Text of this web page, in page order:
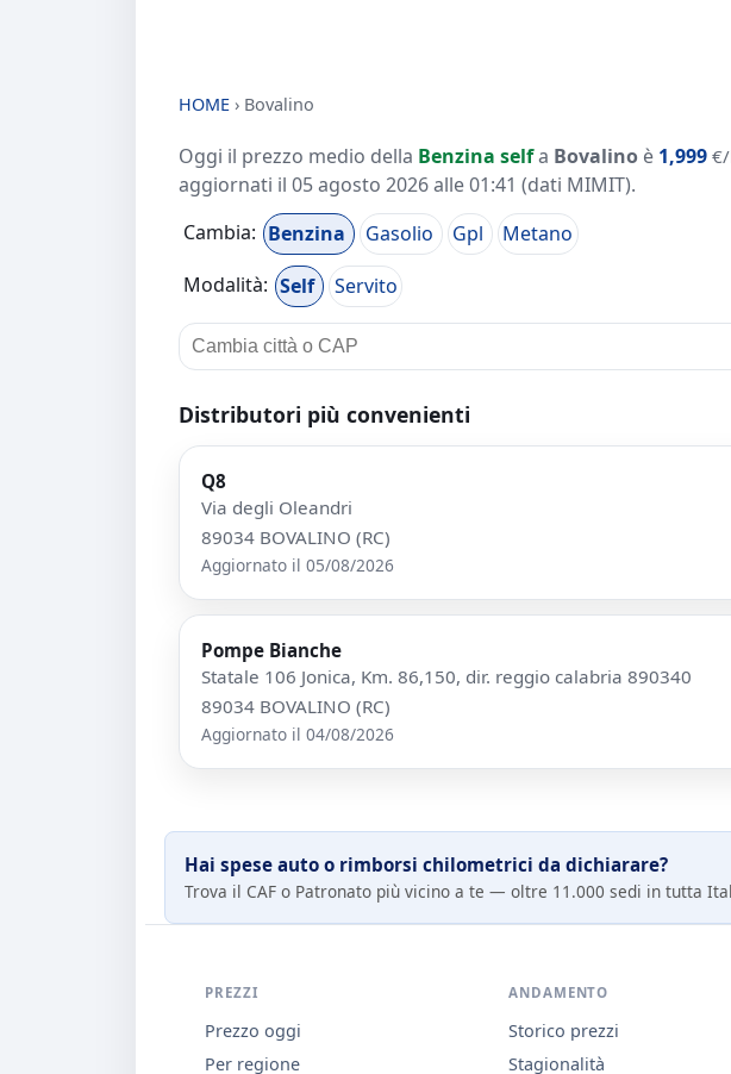
HOME › Bovalino
Oggi il prezzo medio della Benzina selfa Bovalino è 1,999
aggiornati il 05 agosto 2026 alle 01:41 (dati MIMIT).
Cambia: Benzina Gasolio Gpl
Metano
Modalità: Self Servito
Distributori più convenienti
Q8
Via degli Oleandri
89034 BOVALINO (RC)
Aggiornato il 05/08/2026
Pompe Bianche
Statale 106 Jonica, Km. 86,150, dir. reggio calabria 890340
89034 BOVALINO (RC)
Aggiornato il 04/08/2026
Hai spese auto o rimborsi chilometrici da dichiarare?
Trova il CAF o Patronato più vicino a te — oltre 11.000 sedi in tutta
PREZZI
Prezzo oggi
Per regione
ANDAMENTO
Storico prezzi
Stagionalità